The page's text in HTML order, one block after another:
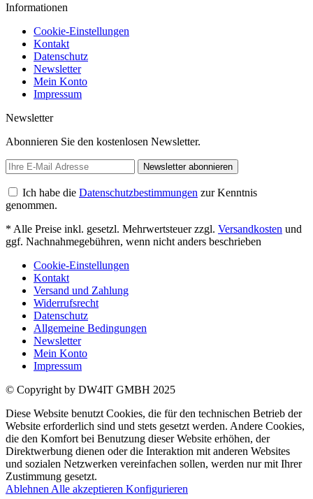
Informationen
Cookie-Einstellungen
Kontakt
Datenschutz
Newsletter
Mein Konto
Impressum
Newsletter
Abonnieren Sie den kostenlosen Newsletter.
Newsletter abonnieren
Ich habe die Datenschutzbestimmungen zur Kenntnis
genommen.
* Alle Preise inkl. gesetzl. Mehrwertsteuer zzgl. Versandkosten und
ggf. Nachnahmegebühren, wenn nicht anders beschrieben
Cookie-Einstellungen
Kontakt
Versand und Zahlung
Widerrufsrecht
Datenschutz
Allgemeine Bedingungen
Newsletter
Mein Konto
Impressum
© Copyright by DW4IT GMBH 2025
Diese Website benutzt Cookies, die für den technischen Betrieb der
Website erforderlich sind und stets gesetzt werden. Andere Cookies,
die den Komfort bei Benutzung dieser Website erhöhen, der
Direktwerbung dienen oder die Interaktion mit anderen Websites
und sozialen Netzwerken vereinfachen sollen, werden nur mit Ihrer
Zustimmung gesetzt.
Ablehnen Alle akzeptieren Konfigurieren